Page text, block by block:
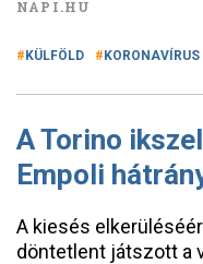
NAPI.HU
KÜLFÖLD KORONAVÍRUS
A Torino
Empoli
A kiesés
döntetlent játszott a